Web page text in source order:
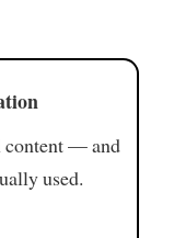
content — and
used.